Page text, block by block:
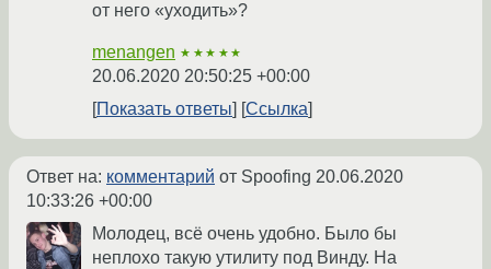
от него «уходить»?
menangen ★★★★★
20.06.2020 20:50:25 +00:00
Показать ответы
Ссылка
Ответ на: комментарий от Spoofing 20.06.2020
10:33:26 +00:00
Молодец, всё очень удобно. Было бы
неплохо такую утилиту под Винду. На